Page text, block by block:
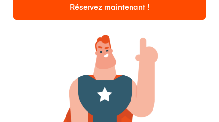
Réservez maintenant !